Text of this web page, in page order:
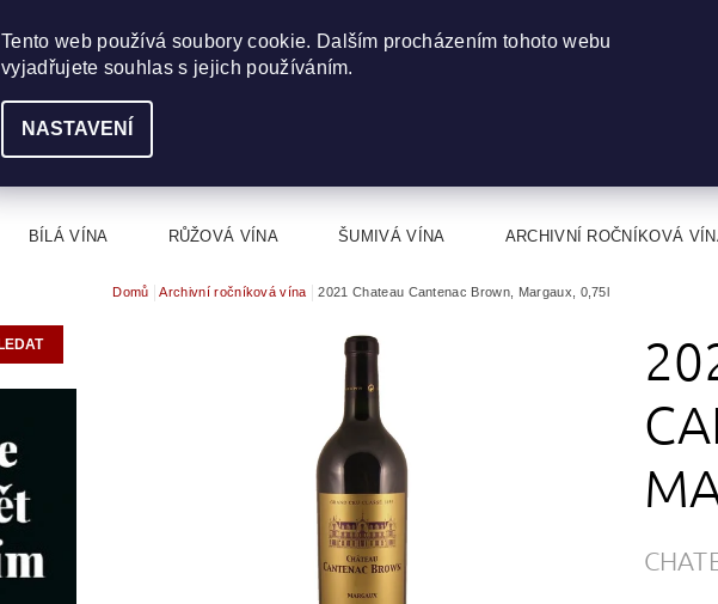
BÍLÁ VÍNA RŮŽOVÁ VÍNA ŠUMIVÁ VÍNA ARCHIVNÍ ROČNÍKOVÁ
ROZCESTNÍK VÍN
Domů Archivní ročníková vína 2021 Chateau Cantenac Brown, Margaux, 0,75l
Tento web používá soubory cookie. Dalším procházením tohoto webu
vyjadřujete souhlas s jejich používáním.
NASTAVENÍ